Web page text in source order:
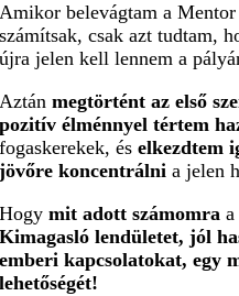
Amikor belevágtam a
számítsak, csak azt tudtam,
újra jelen kell lennem a
Aztánmegtörtént az első
pozitív élménnyel tértem
fogaskerekek, éselkezdtem
jövőre koncentrálni a jelen
Hogymit adott számomra
Kimagasló lendületet, jól
emberi kapcsolatokat, egy
lehetőségét!